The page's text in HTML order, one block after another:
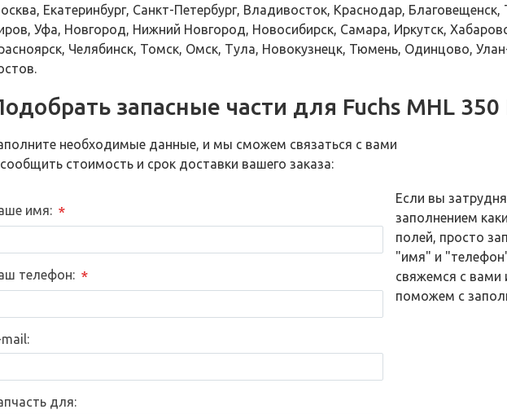
Екатеринбург, Санкт-Петербург, Владивосток, Краснодар, Благовещенск,
Уфа, Новгород, Нижний Новгород, Новосибирск, Самара, Иркутск,
Челябинск, Томск, Омск, Тула, Новокузнецк, Тюмень, Одинцово,
запасные части для Fuchs MHL 350
необходимые данные, и мы сможем связаться с вами
стоимость и срок доставки вашего заказа:
имя: *
телефон: *
mail:
для:
Если вы
заполнением
полей, просто
"имя" и
свяжемся с вами
поможем с